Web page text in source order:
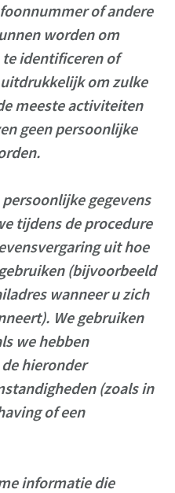
of andere
worden om
identificeren of
om zulke
meeste activiteiten
geen persoonlijke
gegevens
tijdens de procedure
uit hoe
(bijvoorbeeld
wanneer u zich
We gebruiken
we hebben
hieronder
(zoals in
of een
informatie die